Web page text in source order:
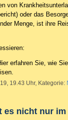
von
oder das
Menge, ist ihre
erfahren Sie, wie
19.43 Uhr, Kategorie:
es nicht nur